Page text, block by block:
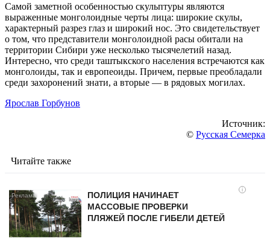
Самой заметной особенностью скульптуры являются
выраженные монголоидные черты лица: широкие скулы,
характерный разрез глаз и широкий нос. Это свидетельствует
о том, что представители монголоидной расы обитали на
территории Сибири уже несколько тысячелетий назад.
Интересно, что среди таштыкского населения встречаются как
монголоиды, так и европеоиды. Причем, первые преобладали
среди захоронений знати, а вторые — в рядовых могилах.
Ярослав Горбунов
Источник:
© Русская Семерка
Читайте также
i
ПОЛИЦИЯ НАЧИНАЕТ
МАССОВЫЕ ПРОВЕРКИ
ПЛЯЖЕЙ ПОСЛЕ ГИБЕЛИ ДЕТЕЙ